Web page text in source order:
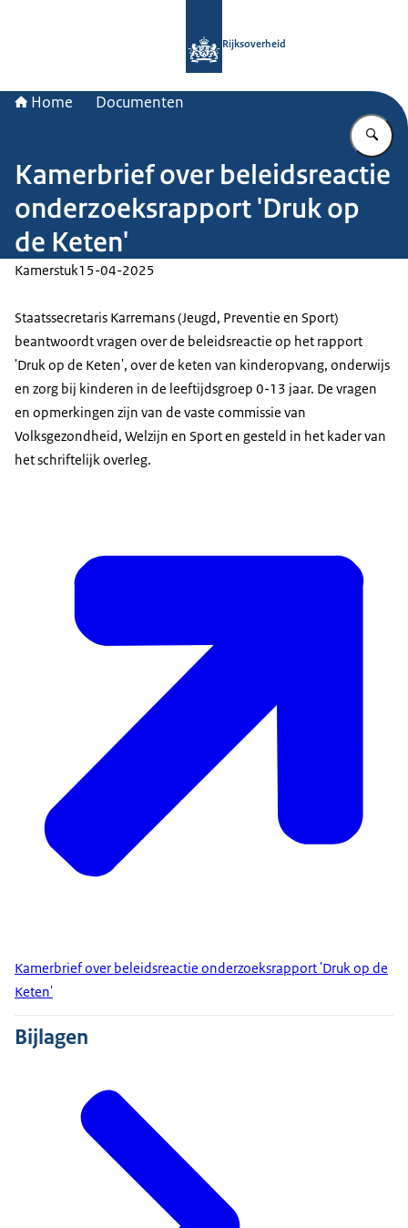
Rijksoverheid
Home Documenten
Kamerbrief over beleidsreactie
onderzoeksrapport 'Druk op
de Keten'
Kamerstuk15-04-2025
Staatssecretaris Karremans (Jeugd, Preventie en Sport)
beantwoordt vragen over de beleidsreactie op het rapport
'Druk op de Keten', over de keten van kinderopvang, onderwijs
en zorg bij kinderen in de leeftijdsgroep 0-13 jaar. De vragen
en opmerkingen zijn van de vaste commissie van
Volksgezondheid, Welzijn en Sport en gesteld in het kader van
het schriftelijk overleg.
Kamerbrief over beleidsreactie onderzoeksrapport 'Druk op de
Keten'
Bijlagen